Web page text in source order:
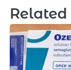
Related